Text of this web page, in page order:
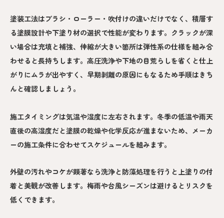
塗装工法はブラシ・ローラー・吹付けの違いだけでなく、積層す
る塗膜設計や下塗り材の選択で性能が変わります。クラックが深
い場合は充填と補強、伸縮が大きい箇所は弾性系の仕様を組み合
わせると長持ちします。高圧洗浄や下地の目荒らしを省くと仕上
がりにムラが出やすく、早期剥離の原因にもなるため手順はきち
んと確認しましょう。
施工タイミングは気温や湿度に左右されます。冬季の低温や雨天
直後の高湿度だと塗膜の乾燥や化学反応が進まないため、メーカ
ーの施工条件に合わせてスケジュールを組みます。
外壁の汚れやコケが顕著なら洗浄と防藻処理を行うと上塗りの付
着と美観が改善します。梅雨や台風シーズンは避けるとリスクを
低くできます。